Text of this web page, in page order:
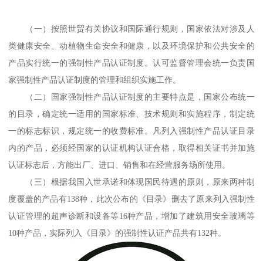
（一）按照世贸有关协议和国际通行规则，国家依法对涉及人
类健康安全、动植物生命安全和健康，以及环境保护和公共安全的
产品实行统一的强制性产品认证制度。认可监督管理会统一负责国
家强制性产品认证制度的管理和组织实施工作。
（二）国家强制性产品认证制度的主要特点是，国家公布统一
的目录，确定统一适用的国家标准、技术规则和实施程序，制定统
一的标志标识，规定统一的收费标准。凡列入强制性产品认证目录
内的产品，必须经国家的认证机构认证合格，取得相关证书并加施
认证标志后，方能出厂、进口、销售和在经营服务场所使用。
（三）根据我国入世承诺和体现国民待遇的原则，原来两种制
度覆盖的产品有138种，此次公布的《目录》删去了原来列入强制性
认证管理的超声诊断和设备等16种产品，增加了建筑用安全玻璃等
10种产品，实际列入《目录》的强制性认证产品共有132种。